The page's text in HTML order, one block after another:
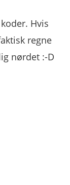
Hvis
regne
nørdet :-D